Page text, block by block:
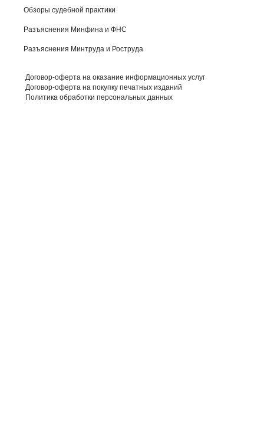
Обзоры судебной практики
Разъяснения Минфина и ФНС
Разъяснения Минтруда и Роструда
Договор-оферта на оказание информационных услуг
Договор-оферта на покупку печатных изданий
Политика обработки персональных данных